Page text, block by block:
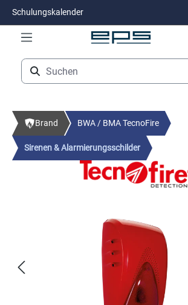
Zum Hauptinhalt springen
Schulungskalender
Brand BWA / BMA TecnoFire
Sirenen & Alarmierungsschilder